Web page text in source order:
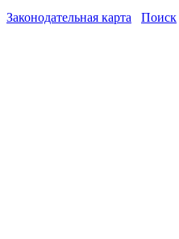
Законодательная карта Поиск